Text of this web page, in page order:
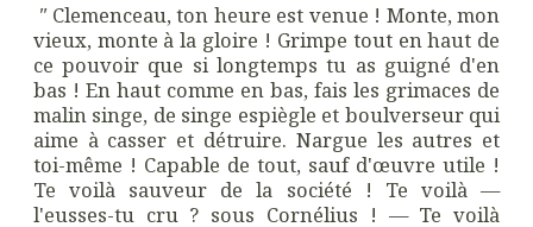
"Clemenceau, ton heure est venue ! Monte, mon
vieux, monte à la gloire ! Grimpe tout en haut de
ce pouvoir que si longtemps tu as guigné d'en
bas ! En haut comme en bas, fais les grimaces de
malin singe, de singe espiègle et boulverseur qui
aime à casser et détruire. Nargue les autres et
toi-même ! Capable de tout, sauf d'œuvre utile !
Te voilà sauveur de la société ! Te voilà —
l'eusses-tu cru ? sous Cornélius ! — Te voilà